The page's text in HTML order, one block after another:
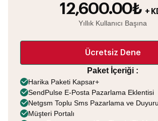
12,600.00₺ +
Yıllık Kullanıcı Başına
Ücretsiz Dene
Paket İçeriği :
Harika Paketi Kapsar+
SendPulse E-Posta Pazarlama Eklentisi
Netgsm Toplu Sms Pazarlama ve
Müşteri Portalı